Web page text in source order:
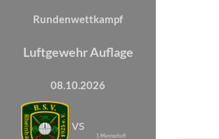
Rundenwettkampf
Luftgewehr Auflage
08.10.2026
vs
1. Mannschaft